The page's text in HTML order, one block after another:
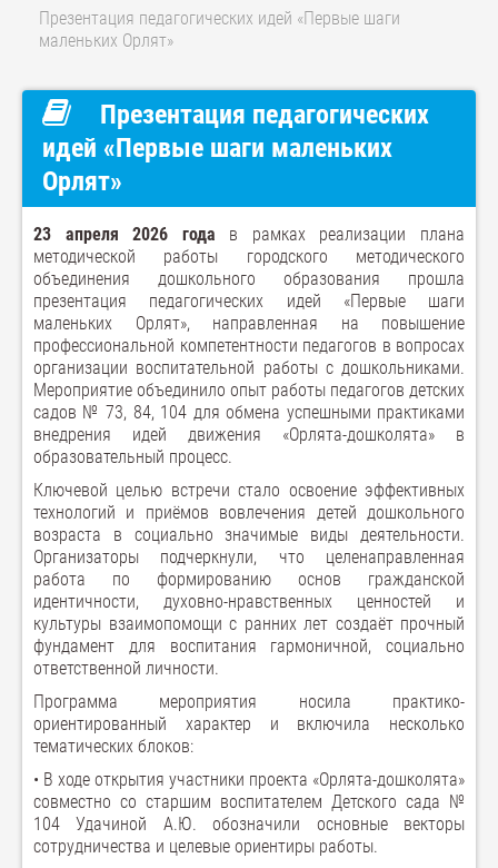
Презентация педагогических идей «Первые шаги
маленьких Орлят»
Презентация педагогических
идей «Первые шаги маленьких
Орлят»
23 апреля 2026 года в рамках реализации плана
методической работы городского методического
объединения дошкольного образования прошла
презентация педагогических идей «Первые шаги
маленьких Орлят», направленная на повышение
профессиональной компетентности педагогов в вопросах
организации воспитательной работы с дошкольниками.
Мероприятие объединило опыт работы педагогов детских
садов № 73, 84, 104 для обмена успешными практиками
внедрения идей движения «Орлята-дошколята» в
образовательный процесс.
Ключевой целью встречи стало освоение эффективных
технологий и приёмов вовлечения детей дошкольного
возраста в социально значимые виды деятельности.
Организаторы подчеркнули, что целенаправленная
работа по формированию основ гражданской
идентичности, духовно-нравственных ценностей и
культуры взаимопомощи с ранних лет создаёт прочный
фундамент для воспитания гармоничной, социально
ответственной личности.
Программа мероприятия носила практико-
ориентированный характер и включила несколько
тематических блоков:
• В ходе открытия участники проекта «Орлята-дошколята»
совместно со старшим воспитателем Детского сада №
104 Удачиной А.Ю. обозначили основные векторы
сотрудничества и целевые ориентиры работы.